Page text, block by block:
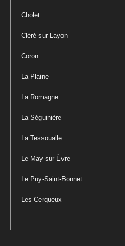
Cholet
Cléré-sur-Layon
Coron
La Plaine
La Romagne
La Séguinière
La Tessoualle
Le May-sur-Èvre
Le Puy-Saint-Bonnet
Les Cerqueux